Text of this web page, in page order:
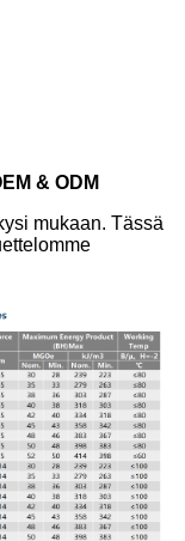
& ODM
mukaan. Tässä